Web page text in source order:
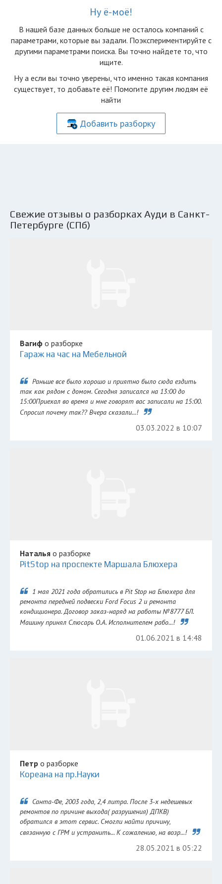
Ну ё-моё!
В нашей базе данных больше не осталоcь компаний с
параметрами, которые вы задали. Поэкспериментируйте с
другими параметрами поиска. Вы точно найдете то, что
ищите.
Ну а если вы точно уверены, что именно такая компания
существует, то добавьте её! Помогите другим людям её
найти
Добавить разборку
Свежие отзывы о разборках Ауди в Санкт-
Петербурге (СПб)
Вагиф о разборке
Гараж на час на Мебельной
Раньше все было хорошо и приятно было сюда ездить
так как рядом с домом. Сегодня записался на 13:00 до
15:00Приехал во время и мне говорят вас записали на 15:00.
Спросил почему так?? Вчера сказали...!
03.03.2022 в 10:07
Наталья о разборке
PitStop на проспекте Маршала Блюхера
1 мая 2021 года обратились в Pit Stop на Блюхера для
ремонта передней подвески Ford Focus 2 и ремонта
кондиционера. Договор заказ-наряд на работы №8777 БЛ.
Машину принял Слюсарь О.А. Исполнителем рабо...!
01.06.2021 в 14:48
Петр о разборке
Кореана на пр.Науки
Санта-Фе, 2003 года, 2,4 литра. После 3-х недешевых
ремонтов по причине выхода( разрушения) ДПКВ)
обратился в этот сервис. Смогли найти причину,
связанную с ГРМ и устранить... К сожалению, на возр...!
28.05.2021 в 05:22